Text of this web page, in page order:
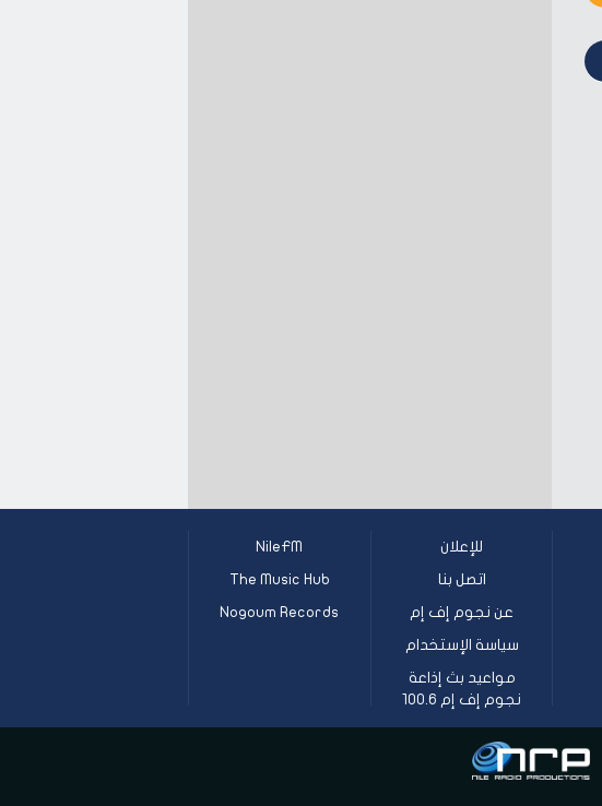
للإعلان
اتصل بنا
عن نجوم إف إم
سياسة الإستخدام
مواعيد بث إذاعة
نجوم إف إم 100.6
NileFM
The Music Hub
Nogoum Records